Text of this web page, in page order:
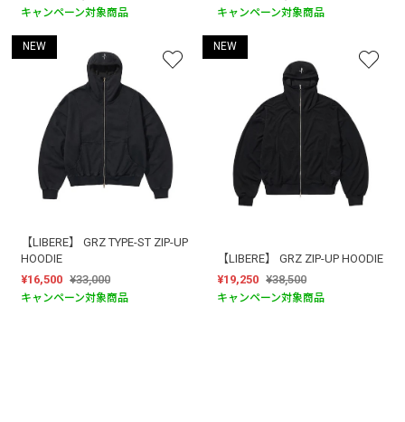
キャンペーン対象商品 キャンペーン対象商品
NEW
【LIBERE】 GRZ TYPE-ST ZIP-UP
HOODIE
¥16,500 ¥33,000
キャンペーン対象商品
NEW
【LIBERE】 GRZ ZIP-UP HOODIE
¥19,250 ¥38,500
キャンペーン対象商品